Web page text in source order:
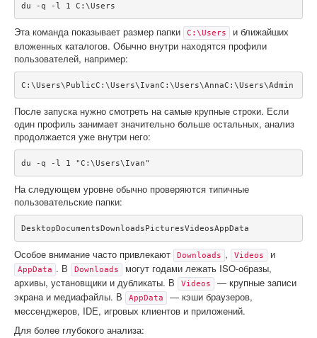
du -q -l 1 C:\Users
Эта команда показывает размер папки C:\Users
и ближайших
вложенных каталогов. Обычно внутри находятся профили
пользователей, например:
C:\Users\PublicC:\Users\IvanC:\Users\AnnaC:\Users\Admin
После запуска нужно смотреть на самые крупные строки. Если
один профиль занимает значительно больше остальных, анализ
продолжается уже внутри него:
du -q -l 1 "C:\Users\Ivan"
На следующем уровне обычно проверяются типичные
пользовательские папки:
DesktopDocumentsDownloadsPicturesVideosAppData
Особое внимание часто привлекают Downloads , Videos и
AppData . В Downloads
могут годами лежать ISO-образы,
архивы, установщики и дубликаты. В
Videos
— крупные записи
экрана и медиафайлы. В
AppData
— кэши браузеров,
мессенджеров, IDE, игровых клиентов и приложений.
Для более глубокого анализа: